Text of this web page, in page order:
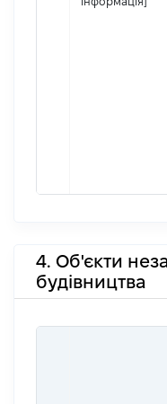
4. Об'єкти
будівництва